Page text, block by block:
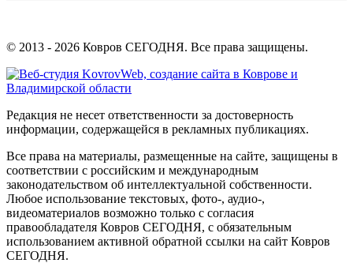
© 2013 - 2026 Ковров СЕГОДНЯ. Все права защищены.
Редакция не несет ответственности за достоверность
информации, содержащейся в рекламных публикациях.
Все права на материалы, размещенные на сайте, защищены в
соответствии с российским и международным
законодательством об интеллектуальной собственности.
Любое использование текстовых, фото-, аудио-,
видеоматериалов возможно только с согласия
правообладателя Ковров СЕГОДНЯ, с обязательным
использованием активной обратной ссылки на сайт Ковров
СЕГОДНЯ.